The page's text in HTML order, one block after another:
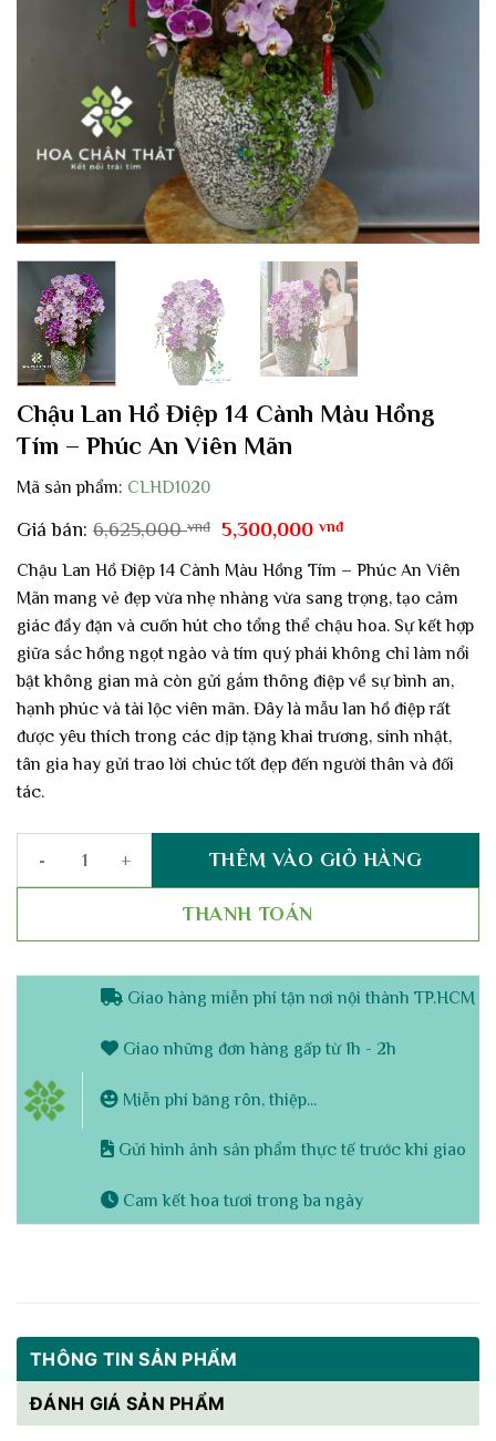
Chậu Lan Hồ Điệp 14 Cành Màu Hồng
Tím – Phúc An Viên Mãn
Mã sản phẩm: CLHD1020
Giá bán: 6,625,000vnđ
Giá
là:
6,625,000 vnđ.
5,300,000vnđGiá
tại
là:
5,300,000 vnđ.
Chậu Lan Hồ Điệp 14 Cành Màu Hồng Tím – Phúc An Viên
Mãn mang vẻ đẹp vừa nhẹ nhàng vừa sang trọng, tạo cảm
giác đầy đặn và cuốn hút cho tổng thể chậu hoa. Sự kết hợp
giữa sắc hồng ngọt ngào và tím quý phái không chỉ làm nổi
bật không gian mà còn gửi gắm thông điệp về sự bình an,
hạnh phúc và tài lộc viên mãn. Đây là mẫu lan hồ điệp rất
được yêu thích trong các dịp tặng khai trương, sinh nhật,
tân gia hay gửi trao lời chúc tốt đẹp đến người thân và đối
tác.
Chậu Lan Hồ Điệp 14 Cành Màu Hồng Tím – Phúc An Viên Mãn
THÊM VÀO GIỎ HÀNG
THANH TOÁN
Giao hàng miễn phí tận nơi nội thành TP.HCM
Giao những đơn hàng gấp từ 1h - 2h
Miễn phí băng rôn, thiệp...
Gửi hình ảnh sản phẩm thực tế trước khi giao
Cam kết hoa tươi trong ba ngày
THÔNG TIN SẢN PHẨM
ĐÁNH GIÁ SẢN PHẨM